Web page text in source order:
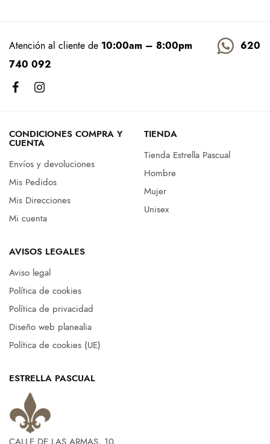
Atención al cliente de 10:00am – 8:00pm
620
740 092
CONDICIONES COMPRA Y
CUENTA
Envíos y devoluciones
Mis Pedidos
Mis Direcciones
Mi cuenta
TIENDA
Tienda Estrella Pascual
Hombre
Mujer
Unisex
AVISOS LEGALES
Aviso legal
Política de cookies
Política de privacidad
Diseño web planealia
Política de cookies (UE)
ESTRELLA PASCUAL